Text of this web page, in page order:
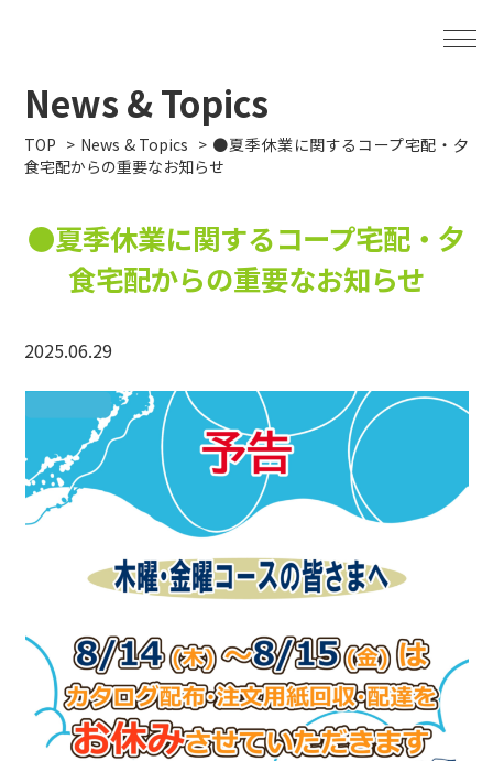
News & Topics
TOP News & Topics
●夏季休業に関するコープ宅配・夕
食宅配からの重要なお知らせ
●夏季休業に関するコープ宅配・夕
食宅配からの重要なお知らせ
2025.06.29